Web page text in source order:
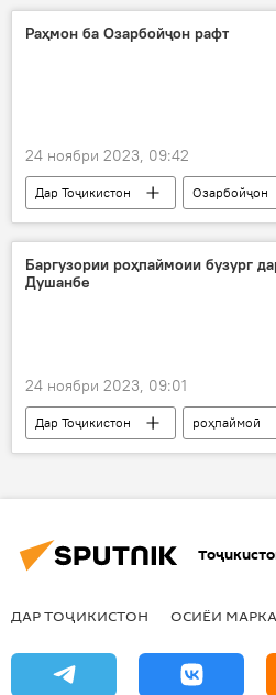
Раҳмон ба Озарбойҷон рафт
24 ноябри 2023, 09:42
Дар Тоҷикистон
Озарбойҷон
Эмомалӣ Раҳмон
ОМ
Баргузории роҳпаймоии бузург
Душанбе
24 ноябри 2023, 09:01
Дар Тоҷикистон
роҳпаймоӣ
парчам
Рӯзи парчами миллӣ
ДАР ТОҶИКИСТОН ОСИЁИ